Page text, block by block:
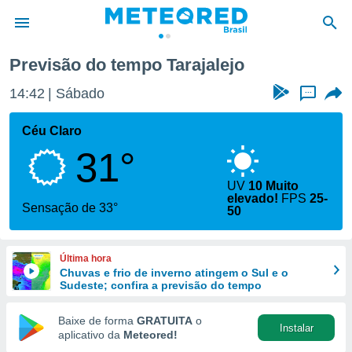
da
fornecidas
a este
das
e
forma
digital
Previsão do tempo Tarajalejo
14:42 Sábado ...
Céu Claro
31°
Sensação de 33°
UV 10 Muito
elevado! FPS25-
50
Última hora
Chuvas e frio de inverno atingem o Sul e o
Sudeste; confira a previsão do tempo
Baixe de forma GRATUITA o
aplicativo da Meteored!
Instalar